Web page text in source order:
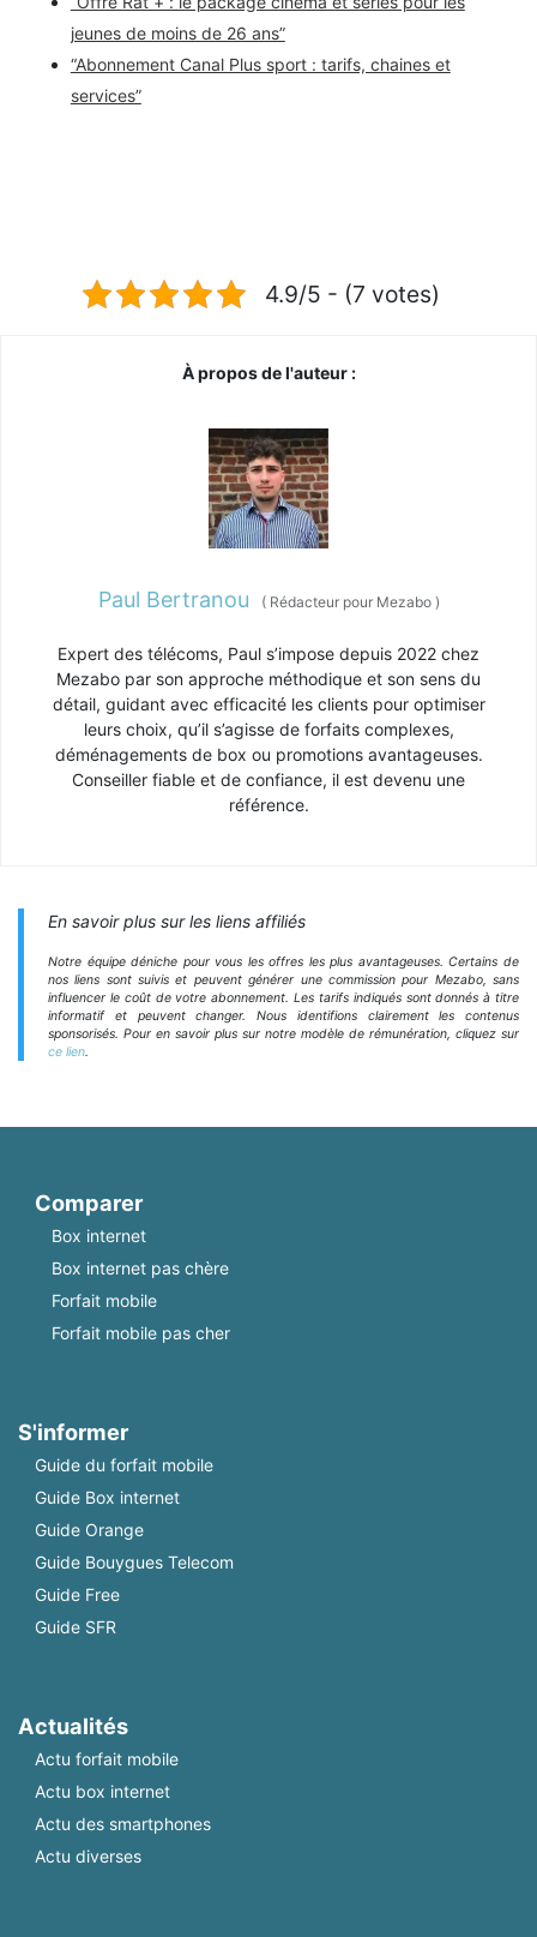
jeunes de moins de 26 ans”
“Abonnement Canal Plus sport : tarifs, chaines et
services”
4.9/5 - (7 votes)
À propos de l'auteur :
Paul Bertranou (Rédacteur pour Mezabo )
Expert des télécoms, Paul s’impose depuis 2022 chez
Mezabo par son approche méthodique et son sens du
détail, guidant avec efficacité les clients pour optimiser
leurs choix, qu’il s’agisse de forfaits complexes,
déménagements de box ou promotions avantageuses.
Conseiller fiable et de confiance, il est devenu une
référence.
En savoir plus sur les liens affiliés
Notre équipe déniche pour vous les offres les plus avantageuses. Certains de
nos liens sont suivis et peuvent générer une commission pour Mezabo, sans
influencer le coût de votre abonnement. Les tarifs indiqués sont donnés à titre
informatif et peuvent changer. Nous identifions clairement les contenus
sponsorisés. Pour en savoir plus sur notre modèle de rémunération, cliquez sur
ce lien.
Comparer
Box internet
Box internet pas chère
Forfait mobile
Forfait mobile pas cher
S'informer
Guide du forfait mobile
Guide Box internet
Guide Orange
Guide Bouygues Telecom
Guide Free
Guide SFR
Actualités
Actu forfait mobile
Actu box internet
Actu des smartphones
Actu diverses